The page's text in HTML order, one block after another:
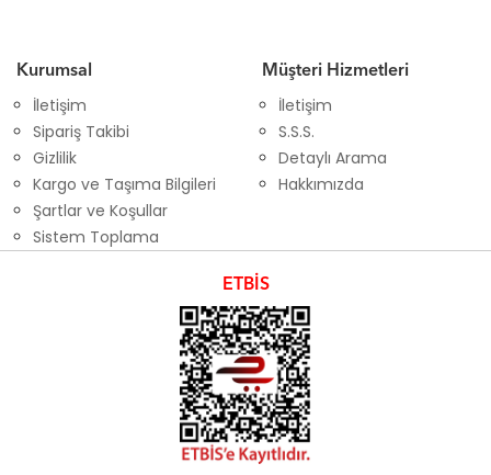
Kurumsal
İletişim
Sipariş Takibi
Gizlilik
Kargo ve Taşıma Bilgileri
Şartlar ve Koşullar
Sistem Toplama
Müşteri Hizmetleri
İletişim
S.S.S.
Detaylı Arama
Hakkımızda
ETBİS